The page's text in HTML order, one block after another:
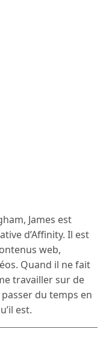
James est
d’Affinity. Il est
web,
Quand il ne fait
travailler sur de
du temps en
est.